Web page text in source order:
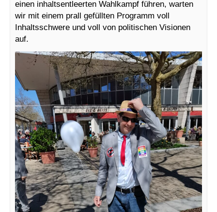
einen inhaltsentleerten Wahlkampf führen, warten
wir mit einem prall gefüllten Programm voll
Inhaltsschwere und voll von politischen Visionen
auf.